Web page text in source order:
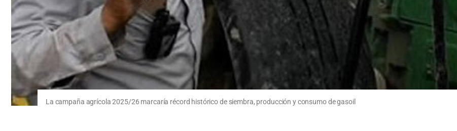
La campaña agrícola 2025/26 marcaría récord histórico de siembra, producción y consumo de gasoil